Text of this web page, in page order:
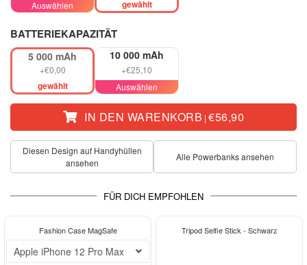
Auswählen gewählt
BATTERIEKAPAZITÄT
5 000 mAh
+€0,00
gewählt
10 000 mAh
+€25,10
Auswählen
IN DEN WARENKORB | €56,90
Diesen Design auf Handyhüllen
ansehen
Alle Powerbanks ansehen
FÜR DICH EMPFOHLEN
Fashion Case MagSafe
Apple iPhone 12 Pro Max
-15%
Tripod Selfie Stick - Schwarz